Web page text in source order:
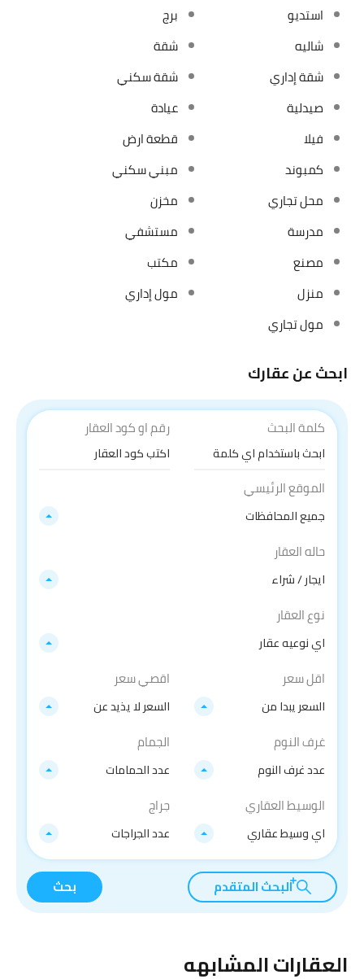
استديو
برج
شاليه
شقة
شقة إداري
شقة سكني
صيدلية
عيادة
فيلا
قطعة ارض
كمبوند
مبني سكني
محل تجاري
مخزن
مدرسة
مستشفي
مصنع
مكتب
منزل
مول إداري
مول تجاري
ابحث عن عقارك
كلمة البحث رقم او كود العقار
الموقع الرئيسي
جميع المحافظات
حاله العقار
ايجار / شراء
نوع العقار
اي نوعيه عقار
اقل سعر
السعر يبدا من
اقصي سعر
السعر لا يذيد عن
غرف النوم
عدد غرف النوم
الجمام
عدد الحمامات
الوسيط العقاري
اي وسيط عقاري
جراج
عدد الجراجات
البحث المتقدم بحث
العقارات المشابهه